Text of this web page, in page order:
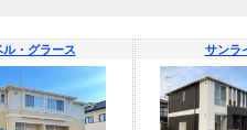
ル・グラース サンラ